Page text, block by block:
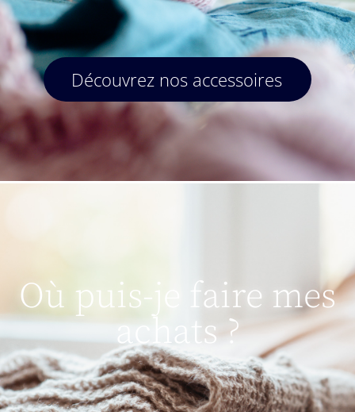
Découvrez nos accessoires
Où puis-je faire mes
achats ?